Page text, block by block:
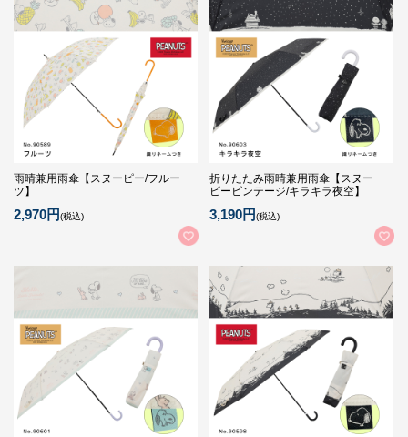
雨晴兼用雨傘【スヌーピー/フルー
ツ】
2,970円(税込)
折りたたみ雨晴兼用雨傘【スヌー
ピービンテージ/キラキラ夜空】
3,190円(税込)